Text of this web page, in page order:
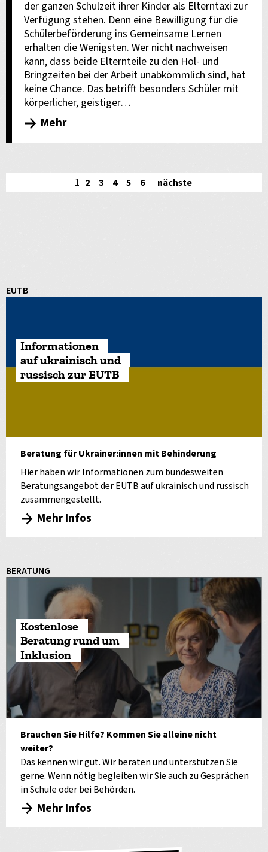
der ganzen Schulzeit ihrer Kinder als Elterntaxi zur
Verfügung stehen. Denn eine Bewilligung für die
Schülerbeförderung ins Gemeinsame Lernen
erhalten die Wenigsten. Wer nicht nachweisen
kann, dass beide Elternteile zu den Hol- und
Bringzeiten bei der Arbeit unabkömmlich sind, hat
keine Chance. Das betrifft besonders Schüler mit
körperlicher, geistiger…
Mehr
1 2 3 4 5 6 nächste
EUTB
Informationen
auf ukrainisch und
russisch zur EUTB
Beratung für Ukrainer:innen mit Behinderung
Hier haben wir Informationen zum bundesweiten
Beratungsangebot der EUTB auf ukrainisch und russisch
zusammengestellt.
Mehr Infos
BERATUNG
Kostenlose
Beratung rund um
Inklusion
Brauchen Sie Hilfe? Kommen Sie alleine nicht
weiter?
Das kennen wir gut. Wir beraten und unterstützen Sie
gerne. Wenn nötig begleiten wir Sie auch zu Gesprächen
in Schule oder bei Behörden.
Mehr Infos